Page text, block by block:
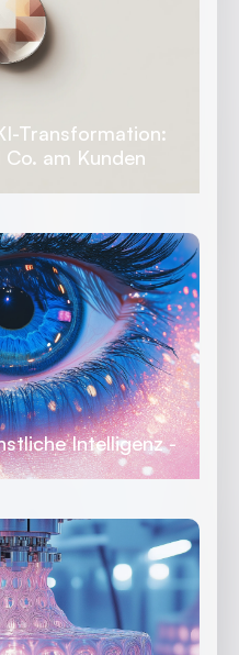
Transformation:
am Kunden
Intelligenz -